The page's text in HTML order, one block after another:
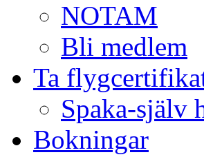
NOTAM
Bli medlem
Ta
Spaka-själv
Bokningar